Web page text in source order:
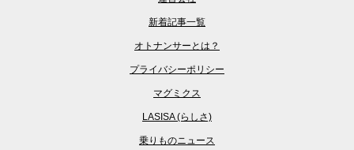
新着記事一覧
オトナンサーとは？
プライバシーポリシー
マグミクス
LASISA (らしさ)
乗りものニュース